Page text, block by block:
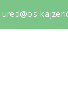
ured@os-